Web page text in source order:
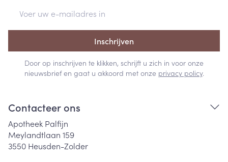
Inschrijven
Door op inschrijven te klikken, schrijft u zich in voor onze
nieuwsbrief en gaat u akkoord met onze privacy policy.
Contacteer ons
Apotheek Palfijn
Meylandtlaan 159
3550 Heusden-Zolder